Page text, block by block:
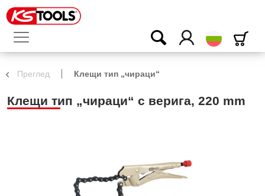
български
Преглед Клещи тип „чираци“
Клещи тип „чираци“ с верига, 220 mm